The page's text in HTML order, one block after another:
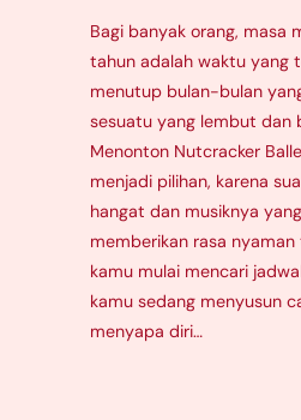
Bagi banyak orang, masa
tahun adalah waktu yang
menutup bulan-bulan
sesuatu yang lembut dan
Menonton Nutcracker
menjadi pilihan, karena
hangat dan musiknya
memberikan rasa nyaman
kamu mulai mencari
kamu sedang menyusun
menyapa diri…